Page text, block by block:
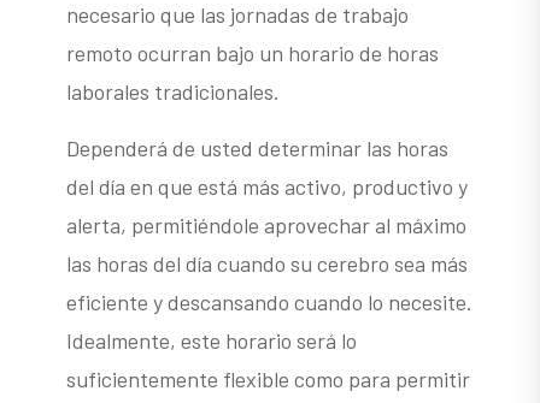
necesario que las jornadas de trabajo
remoto ocurran bajo un horario de horas
laborales tradicionales.
Dependerá de usted determinar las horas
del día en que está más activo, productivo y
alerta, permitiéndole aprovechar al máximo
las horas del día cuando su cerebro sea más
eficiente y descansando cuando lo necesite.
Idealmente, este horario será lo
suficientemente flexible como para permitir